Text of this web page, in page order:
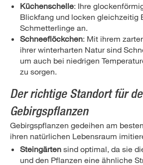
Küchenschelle: Ihre
Blickfang und locken gleichzeitig
Schmetterlinge an.
Schneeflöckchen: Mit ihrem
ihrer winterharten Natur sind
um auch bei niedrigen
zu sorgen.
Der richtige Standort für
Gebirgspflanzen
Gebirgspflanzen gedeihen am
ihren natürlichen Lebensraum
Steingärten sind optimal, da sie
und den Pflanzen eine ähnliche